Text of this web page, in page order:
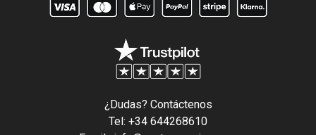
¿Dudas? Contáctenos
Tel: +34 644268610